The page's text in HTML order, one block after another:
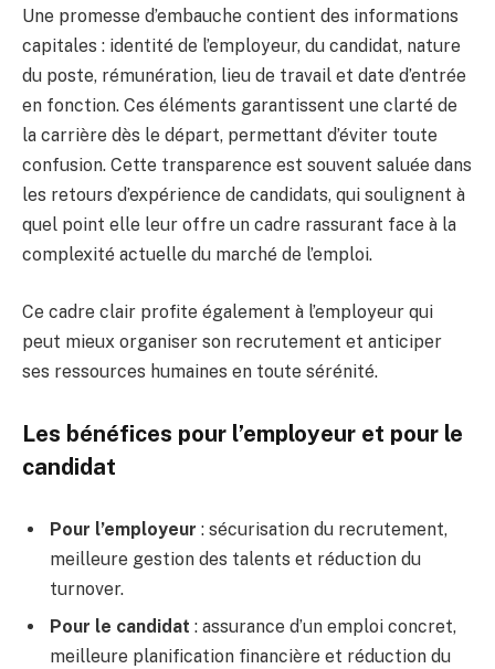
Une promesse d’embauche contient des informations
capitales : identité de l’employeur, du candidat, nature
du poste, rémunération, lieu de travail et date d’entrée
en fonction. Ces éléments garantissent une clarté de
la carrière dès le départ, permettant d’éviter toute
confusion. Cette transparence est souvent saluée dans
les retours d’expérience de candidats, qui soulignent à
quel point elle leur offre un cadre rassurant face à la
complexité actuelle du marché de l’emploi.
Ce cadre clair profite également à l’employeur qui
peut mieux organiser son recrutement et anticiper
ses ressources humaines en toute sérénité.
Les bénéfices pour l’employeur et pour le
candidat
Pour l’employeur : sécurisation du recrutement,
meilleure gestion des talents et réduction du
turnover.
Pour le candidat : assurance d’un emploi concret,
meilleure planification financière et réduction du